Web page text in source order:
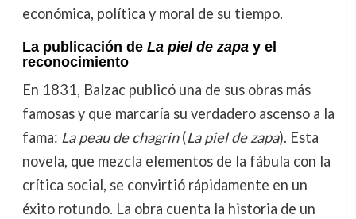
económica, política y moral de su tiempo.
La publicación de La piel de zapay el
reconocimiento
En 1831, Balzac publicó una de sus obras más
famosas y que marcaría su verdadero ascenso a la
fama: La peau de chagrin(La piel de zapa). Esta
novela, que mezcla elementos de la fábula con la
crítica social, se convirtió rápidamente en un
éxito rotundo. La obra cuenta la historia de un